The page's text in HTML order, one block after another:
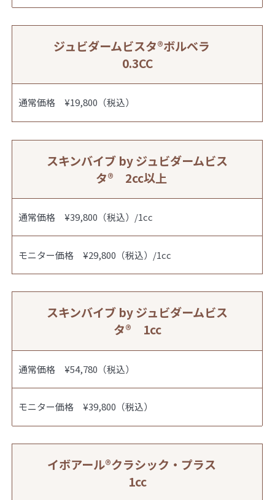
ジュビダームビスタ®︎ボルベラ
0.3CC
通常価格 ¥19,800（税込）
スキンバイブ by ジュビダームビス
タ® 2cc以上
通常価格 ¥39,800（税込）/1cc
モニター価格 ¥29,800（税込）/1cc
スキンバイブ by ジュビダームビス
タ® 1cc
通常価格 ¥54,780（税込）
モニター価格 ¥39,800（税込）
イボアール®︎クラシック・プラス
1cc